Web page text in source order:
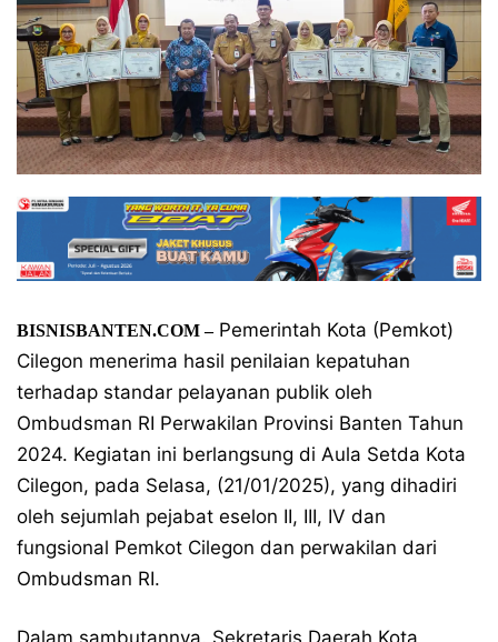
BISNISBANTEN.COM –Pemerintah Kota (Pemkot)
Cilegon menerima hasil penilaian kepatuhan
terhadap standar pelayanan publik oleh
Ombudsman RI Perwakilan Provinsi Banten Tahun
2024. Kegiatan ini berlangsung di Aula Setda Kota
Cilegon, pada Selasa, (21/01/2025), yang dihadiri
oleh sejumlah pejabat eselon II, III, IV dan
fungsional Pemkot Cilegon dan perwakilan dari
Ombudsman RI.
Dalam sambutannya, Sekretaris Daerah Kota